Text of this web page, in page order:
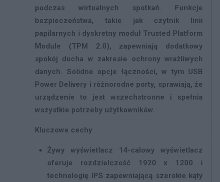
podczas wirtualnych spotkań. Funkcje
bezpieczeństwa, takie jak czytnik linii
papilarnych i dyskretny moduł Trusted Platform
Module (TPM 2.0), zapewniają dodatkowy
spokój ducha w zakresie ochrony wrażliwych
danych. Solidne opcje łączności, w tym USB
Power Delivery i różnorodne porty, sprawiają, że
urządzenie to jest wszechstronne i spełnia
wszystkie potrzeby użytkowników.
Kluczowe cechy
Żywy wyświetlacz 14-calowy wyświetlacz
oferuje rozdzielczość 1920 x 1200 i
technologię IPS zapewniającą szerokie kąty